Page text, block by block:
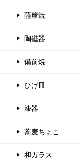
薩摩焼
陶磁器
備前焼
ひげ皿
漆器
蕎麦ちょこ
和ガラス